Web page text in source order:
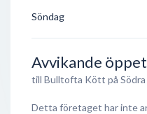
Söndag
Avvikande
till Bulltofta Kött på
Detta företaget har inte